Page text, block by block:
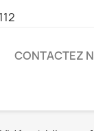
CONTACTEZ